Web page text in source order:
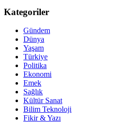
Kategoriler
Gündem
Dünya
Yaşam
Türkiye
Politika
Ekonomi
Emek
Sağlık
Kültür Sanat
Bilim Teknoloji
Fikir & Yazı